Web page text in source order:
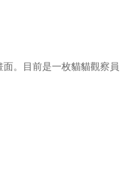
。目前是一枚貓貓觀察員